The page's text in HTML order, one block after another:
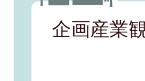
企画産業